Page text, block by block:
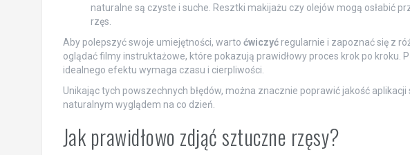
naturalne są czyste i suche. Resztki makijażu czy olejów mogą osłabić
rzęs.
Aby polepszyć swoje umiejętności, warto ćwiczyćregularnie i zapoznać się z
oglądać filmy instruktażowe, które pokazują prawidłowy proces krok po kroku.
idealnego efektu wymaga czasu i cierpliwości.
Unikając tych powszechnych błędów, można znacznie poprawić jakość
naturalnym wyglądem na co dzień.
Jak prawidłowo zdjąć sztuczne rzęsy?